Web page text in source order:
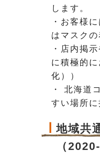
します。
・お客様
はマスク
・店内掲
に積極的
化））
・ 北海道
すい場所
地域共
（